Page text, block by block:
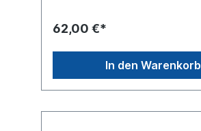
62,00 €*
In den Warenkorb